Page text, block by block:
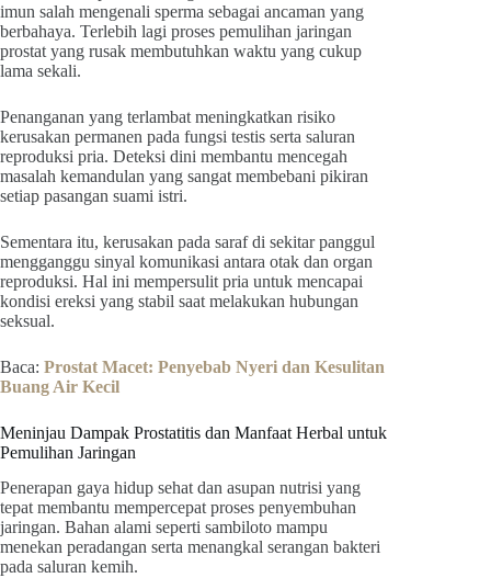
imun salah mengenali sperma sebagai ancaman yang
berbahaya. Terlebih lagi proses pemulihan jaringan
prostat yang rusak membutuhkan waktu yang cukup
lama sekali.
Penanganan yang terlambat meningkatkan risiko
kerusakan permanen pada fungsi testis serta saluran
reproduksi pria. Deteksi dini membantu mencegah
masalah kemandulan yang sangat membebani pikiran
setiap pasangan suami istri.
Sementara itu, kerusakan pada saraf di sekitar panggul
mengganggu sinyal komunikasi antara otak dan organ
reproduksi. Hal ini mempersulit pria untuk mencapai
kondisi ereksi yang stabil saat melakukan hubungan
seksual.
Baca: Prostat Macet: Penyebab Nyeri dan Kesulitan
Buang Air Kecil
Meninjau Dampak Prostatitis dan Manfaat Herbal untuk
Pemulihan Jaringan
Penerapan gaya hidup sehat dan asupan nutrisi yang
tepat membantu mempercepat proses penyembuhan
jaringan. Bahan alami seperti sambiloto mampu
menekan peradangan serta menangkal serangan bakteri
pada saluran kemih.